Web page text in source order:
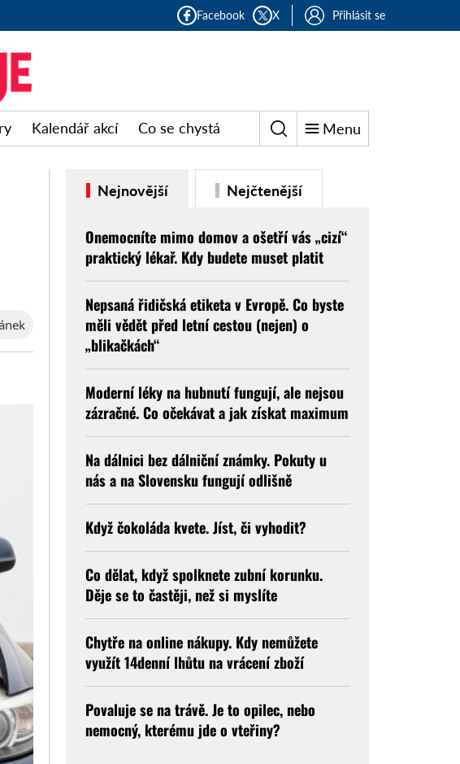
Facebook X Přihlásit se
Kalendář akcí Co se chystá Menu
Nejnovější Nejčtenější
Onemocníte mimo domov a ošetří vás „cizí“
praktický lékař. Kdy budete muset platit
Nepsaná řidičská etiketa v Evropě. Co byste
měli vědět před letní cestou (nejen) o
„blikačkách“
Moderní léky na hubnutí fungují, ale nejsou
zázračné. Co očekávat a jak získat maximum
Na dálnici bez dálniční známky. Pokuty u
nás a na Slovensku fungují odlišně
Když čokoláda kvete. Jíst, či vyhodit?
Co dělat, když spolknete zubní korunku.
Děje se to častěji, než si myslíte
Chytře na online nákupy. Kdy nemůžete
využít 14denní lhůtu na vrácení zboží
Povaluje se na trávě. Je to opilec, nebo
nemocný, kterému jde o vteřiny?